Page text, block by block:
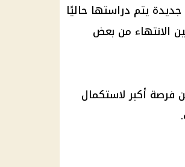
يتم دراستها حاليًا
الانتهاء من بعض
أكبر لاستكمال